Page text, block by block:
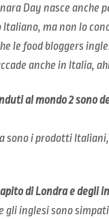
Day nasce
Italiano, ma non lo
le food bloggers
anche in Italia,
al mondo 2 sono
sono i prodotti
di Londra e degli
gli inglesi sono